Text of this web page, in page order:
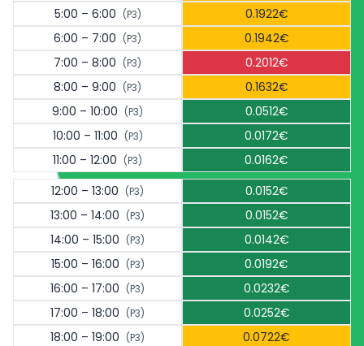
5:00 – 6:00 (P3)
0.1922€
6:00 – 7:00 (P3)
0.1942€
7:00 – 8:00 (P3)
0.2012€
8:00 – 9:00 (P3)
0.1632€
9:00 – 10:00 (P3)
0.0512€
10:00 – 11:00 (P3)
0.0172€
11:00 – 12:00 (P3)
0.0162€
12:00 – 13:00 (P3)
0.0152€
13:00 – 14:00 (P3)
0.0152€
14:00 – 15:00 (P3)
0.0142€
15:00 – 16:00 (P3)
0.0192€
16:00 – 17:00 (P3)
0.0232€
17:00 – 18:00 (P3)
0.0252€
18:00 – 19:00 (P3)
0.0722€